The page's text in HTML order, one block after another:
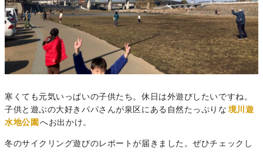
寒くても元気いっぱいの子供たち。休日は外遊びしたいですね。
子供と遊ぶの大好きパパさんが泉区にある自然たっぷりな 境川遊
水地公園 へお出かけ。
冬のサイクリング遊びのレポートが届きました。ぜひチェックし